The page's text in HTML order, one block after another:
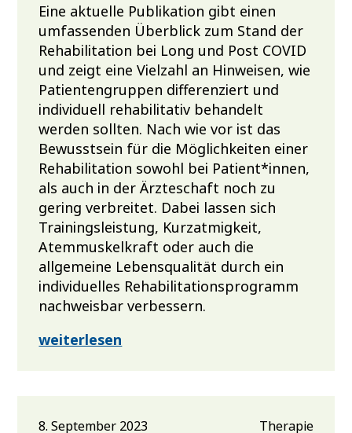
Eine aktuelle Publikation gibt einen
umfassenden Überblick zum Stand der
Rehabilitation bei Long und Post COVID
und zeigt eine Vielzahl an Hinweisen, wie
Patientengruppen differenziert und
individuell rehabilitativ behandelt
werden sollten. Nach wie vor ist das
Bewusstsein für die Möglichkeiten einer
Rehabilitation sowohl bei Patient*innen,
als auch in der Ärzteschaft noch zu
gering verbreitet. Dabei lassen sich
Trainingsleistung, Kurzatmigkeit,
Atemmuskelkraft oder auch die
allgemeine Lebensqualität durch ein
individuelles Rehabilitationsprogramm
nachweisbar verbessern.
weiterlesen
8. September 2023 Therapie